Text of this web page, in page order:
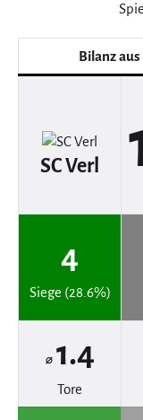
Bilanz
SC Verl
4
Siege (28.6%)
⌀ 1.4
Tore